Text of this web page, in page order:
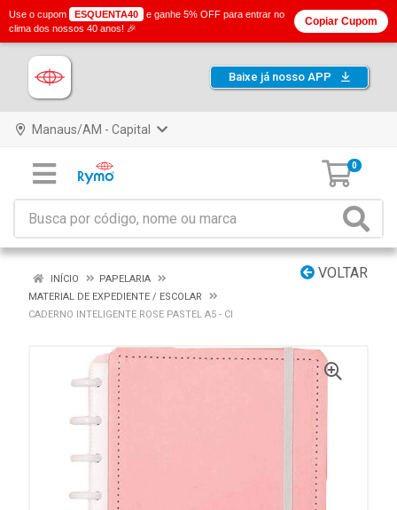
Baixe já nosso APP
Manaus/AM - Capital
0
VOLTAR
INÍCIO
PAPELARIA
MATERIAL DE EXPEDIENTE / ESCOLAR
CADERNO INTELIGENTE ROSE PASTEL A5 - CI
Use o cupom ESQUENTA40
e ganhe 5% OFF para entrar no
clima dos nossos 40 anos! 🎉
Copiar Cupom